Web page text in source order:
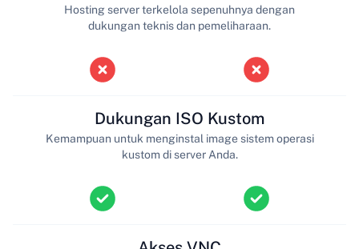
Hosting server terkelola sepenuhnya dengan
dukungan teknis dan pemeliharaan.
Dukungan ISO Kustom
Kemampuan untuk menginstal image sistem operasi
kustom di server Anda.